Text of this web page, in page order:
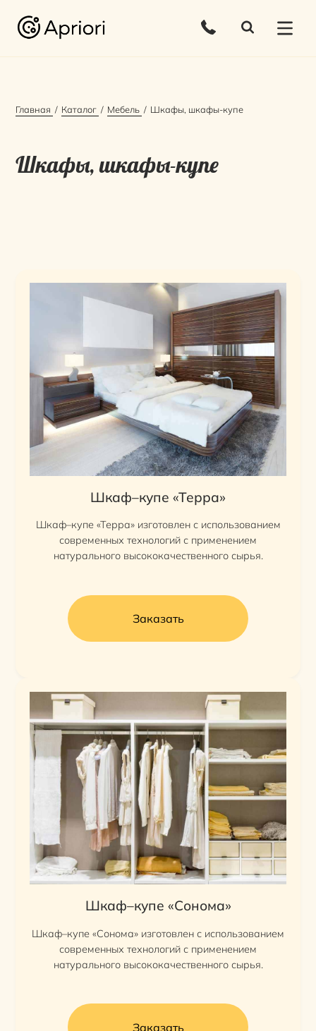
Главная Каталог Мебель Шкафы, шкафы-купе
Шкафы, шкафы-купе
Шкаф–купе «Терра»
Шкаф–купе «Терра» изготовлен с использованием
современных технологий с применением
натурального высококачественного сырья.
Заказать
Шкаф–купе «Сонома»
Шкаф–купе «Сонома» изготовлен с использованием
современных технологий с применением
натурального высококачественного сырья.
Заказать